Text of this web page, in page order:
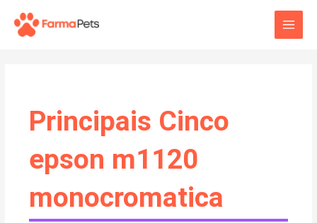
para
Main
Principais Cinco
epson m1120
monocromatica